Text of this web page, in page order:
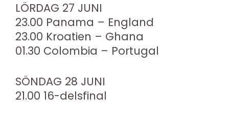
LÖRDAG 27 JUNI
23.00 Panama – England
23.00 Kroatien – Ghana
01.30 Colombia – Portugal
SÖNDAG 28 JUNI
21.00 16-delsfinal